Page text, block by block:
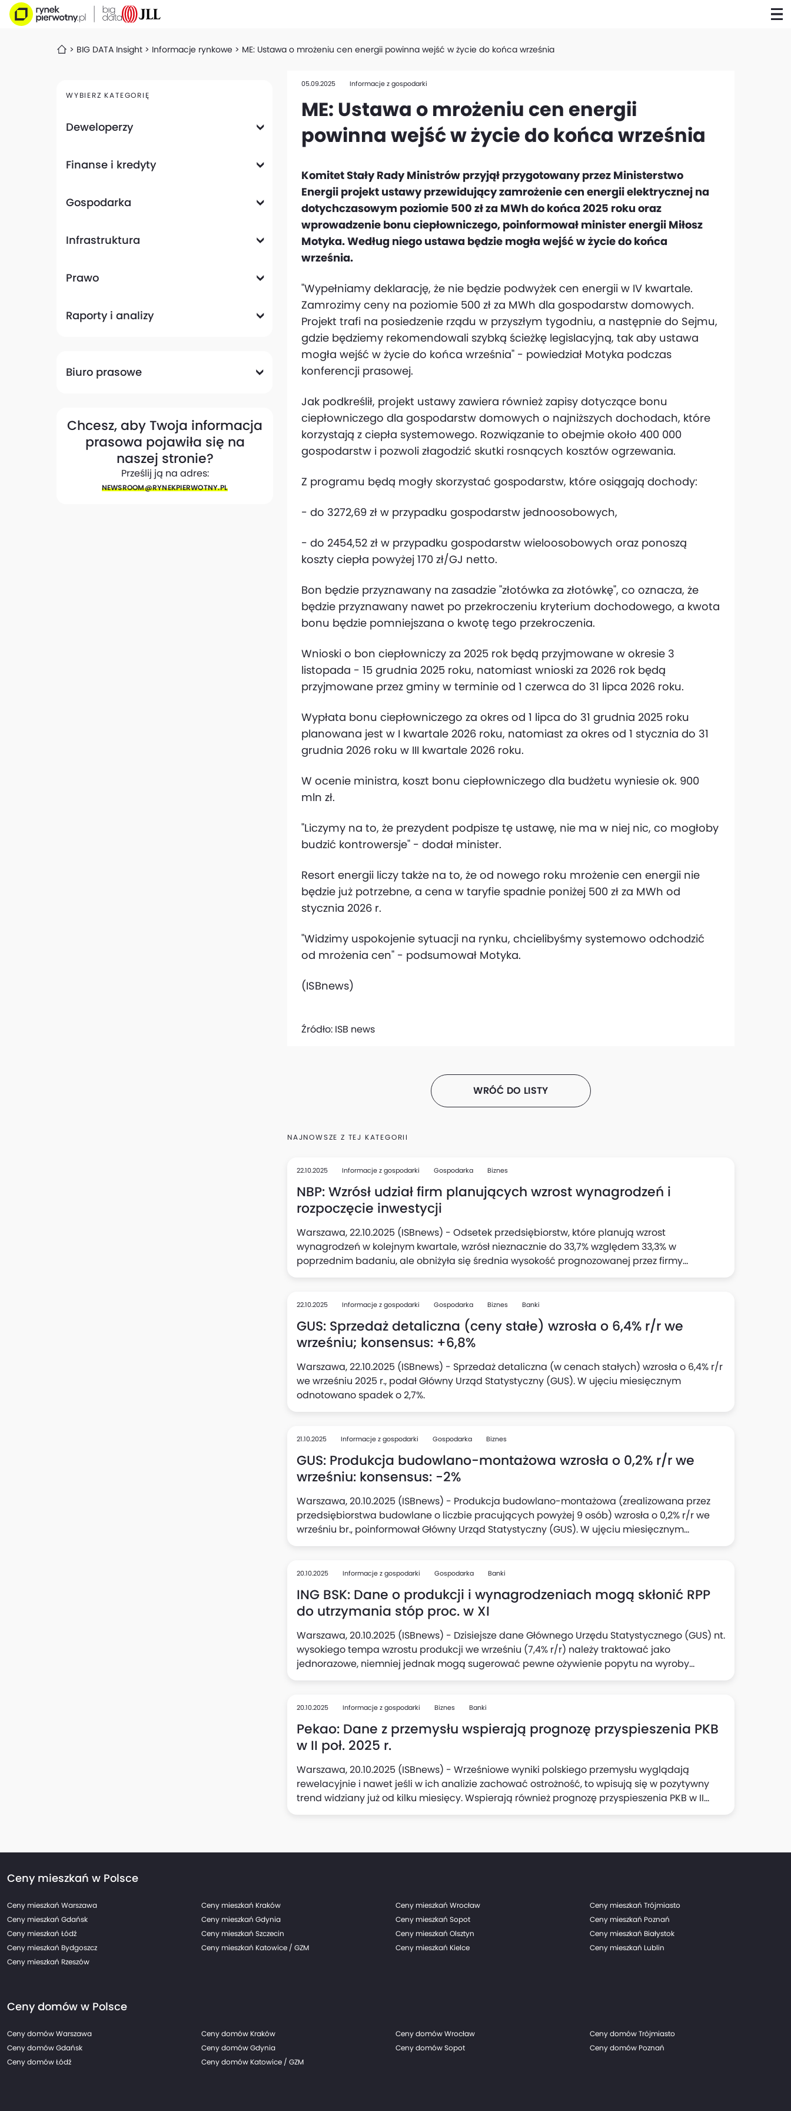
BIG DATA Insight Informacje rynkowe ME: Ustawa o mrożeniu cen energii powinna wejść w życie do końca września
WYBIERZ KATEGORIĘ
Deweloperzy
Finanse i kredyty
Gospodarka
Infrastruktura
Prawo
Raporty i analizy
Biuro prasowe
Chcesz, aby Twoja informacja
prasowa pojawiła się na
naszej stronie?
Prześlij ją na adres:
NEWSROOM@​RYNEKPIERWOTNY.PL
05.09.2025 Informacje z gospodarki
ME: Ustawa o mrożeniu cen energii
powinna wejść w życie do końca września
Komitet Stały Rady Ministrów przyjął przygotowany przez Ministerstwo
Energii projekt ustawy przewidujący zamrożenie cen energii elektrycznej na
dotychczasowym poziomie 500 zł za MWh do końca 2025 roku oraz
wprowadzenie bonu ciepłowniczego, poinformował minister energii Miłosz
Motyka. Według niego ustawa będzie mogła wejść w życie do końca
września.
"Wypełniamy deklarację, że nie będzie podwyżek cen energii w IV kwartale.
Zamrozimy ceny na poziomie 500 zł za MWh dla gospodarstw domowych.
Projekt trafi na posiedzenie rządu w przyszłym tygodniu, a następnie do Sejmu,
gdzie będziemy rekomendowali szybką ścieżkę legislacyjną, tak aby ustawa
mogła wejść w życie do końca września" - powiedział Motyka podczas
konferencji prasowej.
Jak podkreślił, projekt ustawy zawiera również zapisy dotyczące bonu
ciepłowniczego dla gospodarstw domowych o najniższych dochodach, które
korzystają z ciepła systemowego. Rozwiązanie to obejmie około 400 000
gospodarstw i pozwoli złagodzić skutki rosnących kosztów ogrzewania.
Z programu będą mogły skorzystać gospodarstw, które osiągają dochody:
- do 3272,69 zł w przypadku gospodarstw jednoosobowych,
- do 2454,52 zł w przypadku gospodarstw wieloosobowych oraz ponoszą
koszty ciepła powyżej 170 zł/GJ netto.
Bon będzie przyznawany na zasadzie "złotówka za złotówkę", co oznacza, że
będzie przyznawany nawet po przekroczeniu kryterium dochodowego, a kwota
bonu będzie pomniejszana o kwotę tego przekroczenia.
Wnioski o bon ciepłowniczy za 2025 rok będą przyjmowane w okresie 3
listopada - 15 grudnia 2025 roku, natomiast wnioski za 2026 rok będą
przyjmowane przez gminy w terminie od 1 czerwca do 31 lipca 2026 roku.
Wypłata bonu ciepłowniczego za okres od 1 lipca do 31 grudnia 2025 roku
planowana jest w I kwartale 2026 roku, natomiast za okres od 1 stycznia do 31
grudnia 2026 roku w III kwartale 2026 roku.
W ocenie ministra, koszt bonu ciepłowniczego dla budżetu wyniesie ok. 900
mln zł.
"Liczymy na to, że prezydent podpisze tę ustawę, nie ma w niej nic, co mogłoby
budzić kontrowersje" - dodał minister.
Resort energii liczy także na to, że od nowego roku mrożenie cen energii nie
będzie już potrzebne, a cena w taryfie spadnie poniżej 500 zł za MWh od
stycznia 2026 r.
"Widzimy uspokojenie sytuacji na rynku, chcielibyśmy systemowo odchodzić
od mrożenia cen" - podsumował Motyka.
(ISBnews)
Źródło: ISB news
WRÓĆ DO LISTY
NAJNOWSZE Z TEJ KATEGORII
22.10.2025 Informacje z gospodarki Gospodarka Biznes
NBP: Wzrósł udział firm planujących wzrost wynagrodzeń i
rozpoczęcie inwestycji
Warszawa, 22.10.2025 (ISBnews) - Odsetek przedsiębiorstw, które planują wzrost
wynagrodzeń w kolejnym kwartale, wzrósł nieznacznie do 33,7% względem 33,3% w
poprzednim badaniu, ale obniżyła się średnia wysokość prognozowanej przez firmy
podwyżki (do 5,1%, wobec 5,3% kwartał wcześniej), wynika z "Szybkiego Monitoringu NBP". Z
deklarujących zamiar rozpoczęcia nowych inwestycji: do 23,1% względem 22% z badania w II
22.10.2025 Informacje z gospodarki Gospodarka Biznes Banki
GUS: Sprzedaż detaliczna (ceny stałe) wzrosła o 6,4% r/r we
wrześniu; konsensus: +6,8%
Warszawa, 22.10.2025 (ISBnews) - Sprzedaż detaliczna (w cenach stałych) wzrosła o 6,4% r/r
we wrześniu 2025 r., podał Główny Urząd Statystyczny (GUS). W ujęciu miesięcznym
odnotowano spadek o 2,7%.
21.10.2025 Informacje z gospodarki Gospodarka Biznes
GUS: Produkcja budowlano-montażowa wzrosła o 0,2% r/r we
wrześniu: konsensus: -2%
Warszawa, 20.10.2025 (ISBnews) - Produkcja budowlano-montażowa (zrealizowana przez
przedsiębiorstwa budowlane o liczbie pracujących powyżej 9 osób) wzrosła o 0,2% r/r we
wrześniu br., poinformował Główny Urząd Statystyczny (GUS). W ujęciu miesięcznym
odnotowano wzrost o 20,6%.
20.10.2025 Informacje z gospodarki Gospodarka Banki
ING BSK: Dane o produkcji i wynagrodzeniach mogą skłonić RPP
do utrzymania stóp proc. w XI
Warszawa, 20.10.2025 (ISBnews) - Dzisiejsze dane Głównego Urzędu Statystycznego (GUS) nt.
wysokiego tempa wzrostu produkcji we wrześniu (7,4% r/r) należy traktować jako
jednorazowe, niemniej jednak mogą sugerować pewne ożywienie popytu na wyroby
polskiego przemysłu, oceniają Adam Antoniak, Leszek Kąsek i Michał Rubaszek z Biura Analiz
w przetwórstwie oraz podwyższony wzrost wynagrodzeń w tym sektorze to czynniki, które
mogą skłonić Radę Polityki Pieniężnej (RPP) do powstrzymania się przed kolejną obniżką
stóp procentowych w listopadzie.
20.10.2025 Informacje z gospodarki Biznes Banki
Pekao: Dane z przemysłu wspierają prognozę przyspieszenia PKB
w II poł. 2025 r.
Warszawa, 20.10.2025 (ISBnews) - Wrześniowe wyniki polskiego przemysłu wyglądają
rewelacyjnie i nawet jeśli w ich analizie zachować ostrożność, to wpisują się w pozytywny
trend widziany już od kilku miesięcy. Wspierają również prognozę przyspieszenia PKB w II
połowie tego roku, uważa Departament Analiz Makroekonomicznych Banku Pekao. Dzisiejsza
Ceny mieszkań w Polsce
Ceny mieszkań Warszawa Ceny mieszkań Kraków Ceny mieszkań Wrocław
Ceny mieszkań Trójmiasto
Ceny mieszkań Gdańsk
Ceny mieszkań Gdynia Ceny mieszkań Sopot
Ceny mieszkań Poznań
Ceny mieszkań Łódź
Ceny mieszkań Szczecin Ceny mieszkań Olsztyn
Ceny mieszkań Białystok
Ceny mieszkań Bydgoszcz
Ceny mieszkań Katowice / GZM Ceny mieszkań Kielce
Ceny mieszkań Lublin
Ceny mieszkań Rzeszów
Ceny domów w Polsce
Ceny domów Warszawa Ceny domów Kraków Ceny domów Wrocław
Ceny domów Trójmiasto
Ceny domów Gdańsk
Ceny domów Gdynia Ceny domów Sopot
Ceny domów Poznań
Ceny domów Łódź
Ceny domów Katowice / GZM